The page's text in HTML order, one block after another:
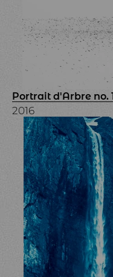
Portrait d'Arbre no. 1
2016